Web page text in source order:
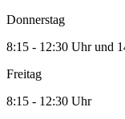
Donnerstag
8:15 - 12:30 Uhr und
Freitag
8:15 - 12:30 Uhr